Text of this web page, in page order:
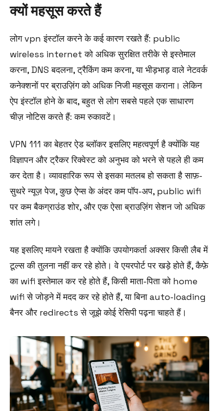
क्यों महसूस करते हैं
लोग vpn इंस्टॉल करने के कई कारण रखते हैं: public
wireless internet को अधिक सुरक्षित तरीके से इस्तेमाल
करना, DNS बदलना, ट्रैकिंग कम करना, या भीड़भाड़ वाले नेटवर्क
कनेक्शनों पर ब्राउज़िंग को अधिक निजी महसूस कराना। लेकिन
ऐप इंस्टॉल होने के बाद, बहुत से लोग सबसे पहले एक साधारण
चीज़ नोटिस करते हैं: कम रुकावटें।
VPN 111 का बेहतर ऐड ब्लॉकर इसलिए महत्वपूर्ण है क्योंकि यह
विज्ञापन और ट्रैकर रिक्वेस्ट को अनुभव को भरने से पहले ही कम
कर देता है। व्यावहारिक रूप से इसका मतलब हो सकता है साफ़-
सुथरे न्यूज़ पेज, कुछ ऐप्स के अंदर कम पॉप-अप, public wifi
पर कम बैकग्राउंड शोर, और एक ऐसा ब्राउज़िंग सेशन जो अधिक
शांत लगे।
यह इसलिए मायने रखता है क्योंकि उपयोगकर्ता अक्सर किसी लैब में
टूल्स की तुलना नहीं कर रहे होते। वे एयरपोर्ट पर खड़े होते हैं, कैफ़े
का wifi इस्तेमाल कर रहे होते हैं, किसी माता-पिता को home
wifi से जोड़ने में मदद कर रहे होते हैं, या बिना auto-loading
बैनर और redirects से जूझे कोई रेसिपी पढ़ना चाहते हैं।